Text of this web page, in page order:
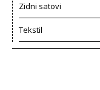
Zidni satovi
Tekstil